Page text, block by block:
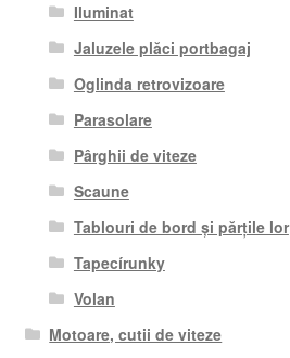
Iluminat
Jaluzele plăci portbagaj
Oglinda retrovizoare
Parasolare
Pârghii de viteze
Scaune
Tablouri de bord și părțile lor
Tapecírunky
Volan
Motoare, cutii de viteze